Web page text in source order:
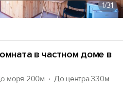
1/31
в частном доме в
моря 200м До центра 330м